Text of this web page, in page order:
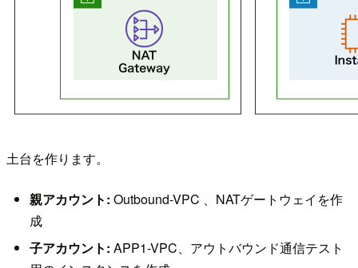
土台を作ります。
親アカウント: Outbound-VPC 、NATゲートウェイを作
成
子アカウント: APP1-VPC、アウトバウンド通信テスト